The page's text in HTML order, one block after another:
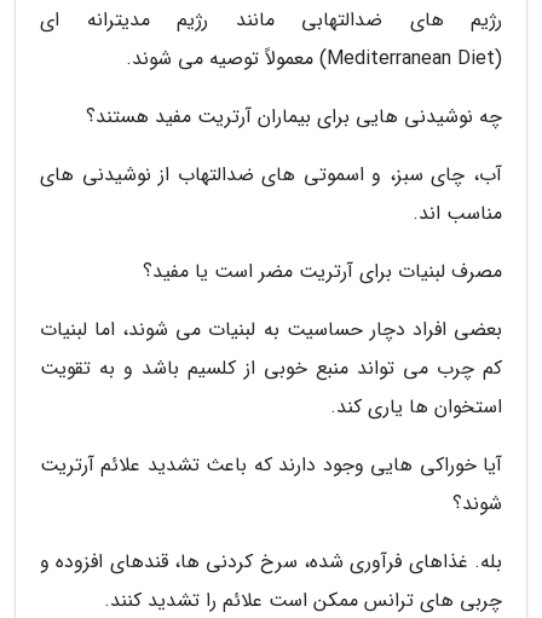
رژیم های ضدالتهابی مانند رژیم مدیترانه ای
(Mediterranean Diet) معمولاً توصیه می شوند.
چه نوشیدنی هایی برای بیماران آرتریت مفید هستند؟
آب، چای سبز، و اسموتی های ضدالتهاب از نوشیدنی های
مناسب اند.
مصرف لبنیات برای آرتریت مضر است یا مفید؟
بعضی افراد دچار حساسیت به لبنیات می شوند، اما لبنیات
کم چرب می تواند منبع خوبی از کلسیم باشد و به تقویت
استخوان ها یاری کند.
آیا خوراکی هایی وجود دارند که باعث تشدید علائم آرتریت
شوند؟
بله. غذاهای فرآوری شده، سرخ کردنی ها، قندهای افزوده و
چربی های ترانس ممکن است علائم را تشدید کنند.